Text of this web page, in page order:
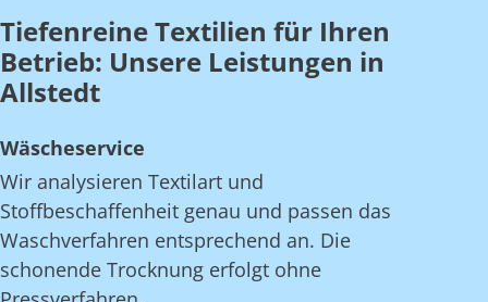
Tiefenreine Textilien für Ihren
Betrieb: Unsere Leistungen in
Allstedt
Wäscheservice
Wir analysieren Textilart und
Stoffbeschaffenheit genau und passen das
Waschverfahren entsprechend an. Die
schonende Trocknung erfolgt ohne